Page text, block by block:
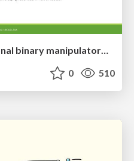
Design of three-dimensional binary manipulators for pick-and-place task avoiding obstacles (IECON2024)
0 510